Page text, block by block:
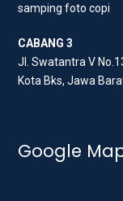
samping foto copi
CABANG 3
Jl. Swatantra V
Kota Bks, Jawa
Google